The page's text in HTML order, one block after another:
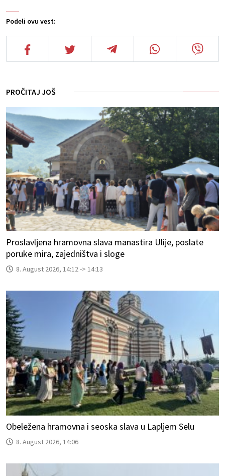
Podeli ovu vest:
PROČITAJ JOŠ
Proslavljena hramovna slava manastira Ulije, poslate
poruke mira, zajedništva i sloge
8. August 2026, 14:12 -> 14:13
Obeležena hramovna i seoska slava u Lapljem Selu
8. August 2026, 14:06